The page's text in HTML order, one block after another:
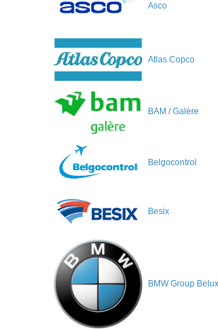
Asco
Atlas Copco
BAM / Galère
Belgocontrol
Besix
BMW Group Belux